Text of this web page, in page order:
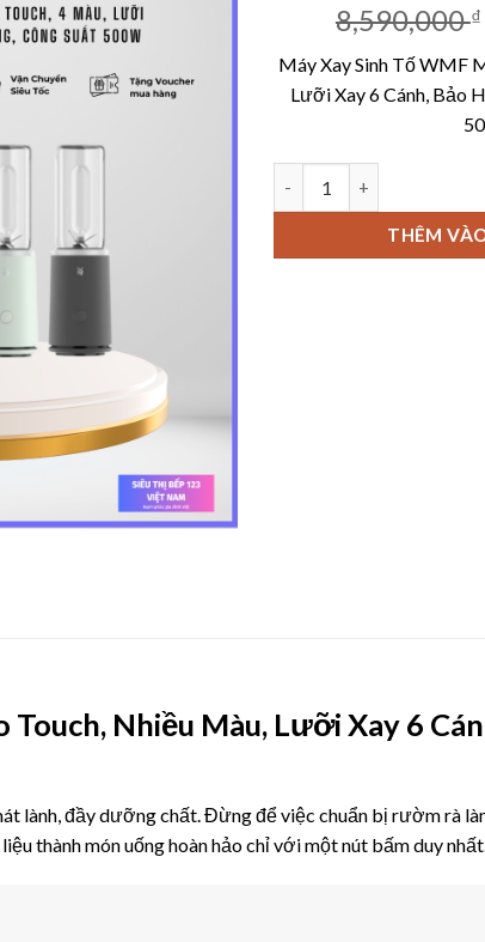
8,590,000₫
Máy Xay Sinh Tố WMF
Lưỡi Xay 6 Cánh, Bảo
Máy Xay Sinh Tố WMF
THÊM
Nhiều Màu, Lưỡi Xay 6
lành, đầy dưỡng chất. Đừng để việc chuẩn bị rườm rà
thành món uống hoàn hảo chỉ với một nút bấm duy